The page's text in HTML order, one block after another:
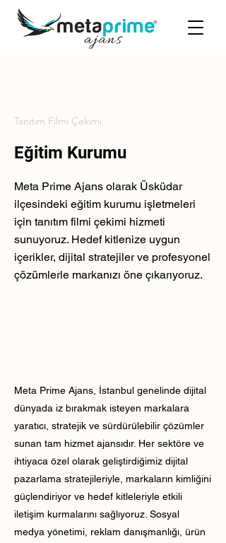
Tanıtım Filmi Çekimi
Eğitim Kurumu
Meta Prime Ajans olarak Üsküdar
ilçesindeki eğitim kurumu işletmeleri
için tanıtım filmi çekimi hizmeti
sunuyoruz. Hedef kitlenize uygun
içerikler, dijital stratejiler ve profesyonel
çözümlerle markanızı öne çıkarıyoruz.
Meta Prime Ajans, İstanbul genelinde dijital
dünyada iz bırakmak isteyen markalara
yaratıcı, stratejik ve sürdürülebilir çözümler
sunan tam hizmet ajansıdır. Her sektöre ve
ihtiyaca özel olarak geliştirdiğimiz dijital
pazarlama stratejileriyle, markaların kimliğini
güçlendiriyor ve hedef kitleleriyle etkili
iletişim kurmalarını sağlıyoruz. Sosyal
medya yönetimi, reklam danışmanlığı, ürün